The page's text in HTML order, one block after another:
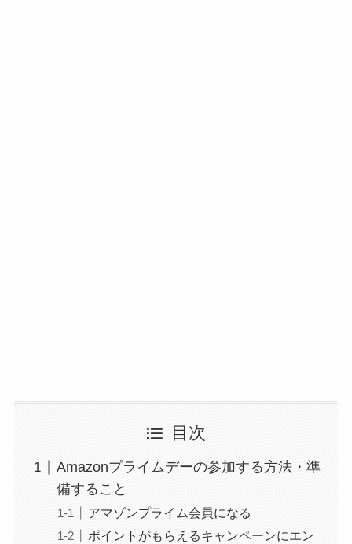
目次
Amazonプライムデーの参加する方法・準
備すること
アマゾンプライム会員になる
ポイントがもらえるキャンペーンにエン